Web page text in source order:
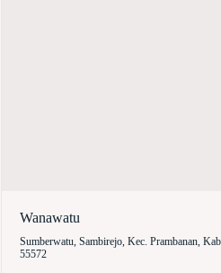
Wanawatu
Sumberwatu, Sambirejo, Kec. Prambanan,
55572